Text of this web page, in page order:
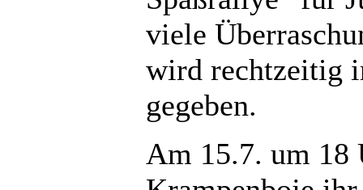
viele
wird rechtzeitig
gegeben.
Am 15.7. um 18